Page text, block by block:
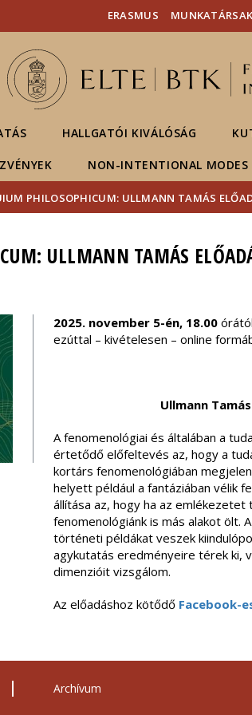
Hírek
Események
ELTE a
ERASMUS
HALLGATÓI KIVÁLÓSÁG
NON-INTENTIONAL MODES
PHILOSOPHICUM: ULLMANN TAMÁS
ULLMANN TAMÁS
2025. november 5-én, 18.00órától
ezúttal – kivételesen – online
Ullmann
A fenomenológiai és általában a
értetődő előfeltevés az, hogy a
kortárs fenomenológiában
helyett például a fantáziában vélik
állítása az, hogy ha az emlékezetet
fenomenológiánk is más alakot ölt.
történeti példákat veszek
agykutatás eredményeire térek ki,
dimenzióit vizsgálom.
Az előadáshoz kötődő Facebook-
Archívum